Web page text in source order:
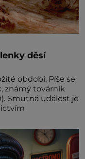
děsí
období. Píše se
známý továrník
Smutná událost je